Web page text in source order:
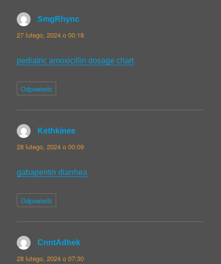
SmgRhync
27 lutego, 2024 o 00:18
pediatric amoxicillin dosage chart
Odpowiedz
Kethkinee
28 lutego, 2024 o 00:09
gabapentin diarrhea
Odpowiedz
CnntAdhek
28 lutego, 2024 o 07:30